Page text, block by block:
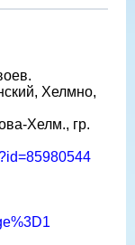
Хелмно,
Хелм., гр.